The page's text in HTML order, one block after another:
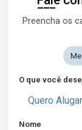
Preencha os
O que você
Quero Alugar
Nome